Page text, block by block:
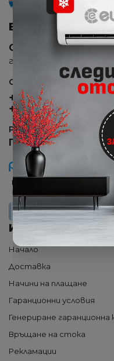
ВРЪЗКА С НАС
София
гр. София, бул.
Отдел продажби и
+359 893 415 374
+359 895 415 374
Работно време
Пон-Пет – 9:00 -
Pazaruvaj - Надежден
помощник за покупки
Euroclima.BG
ИНФОРМАЦИЯ
Начало
Доставка
Начини на плащане
Гаранционни условия
Генериране
Връщане на стока
Рекламации